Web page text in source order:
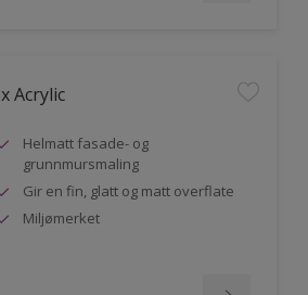
Acrylic
Helmatt fasade- og
grunnmursmaling
Gir en fin, glatt og matt overflate
Miljømerket